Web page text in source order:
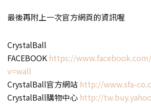
最後再附上一次官方網頁的資訊喔
CrystalBall
FACEBOOK https://
v=wall
CrystalBall官方網站 http://www.sfa-
CrystalBall購物中心 http://